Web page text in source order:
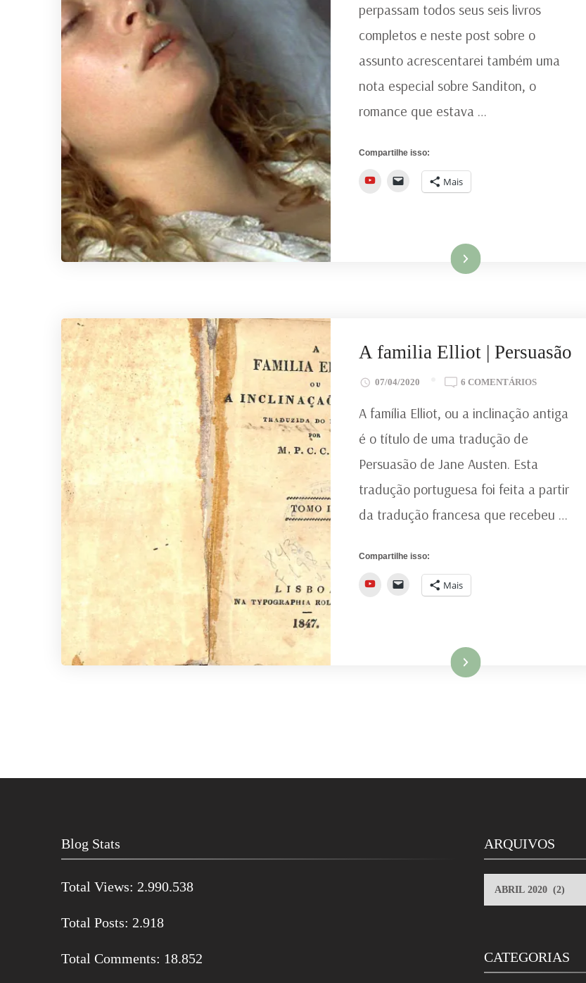
DE
perpassam todos seus seis livros
completos e neste post sobre o
assunto acrescentarei também uma
nota especial sobre Sanditon, o
romance que estava …
Compartilhe isso:
YouTube Mais
Ler mais
A familia Elliot | Persuasão
07/04/2020 6 COMENTÁRIOSEM
FAMILIA
PERSUASÃO
A família Elliot, ou a inclinação antiga
é o título de uma tradução de
Persuasão de Jane Austen. Esta
tradução portuguesa foi feita a partir
da tradução francesa que recebeu …
Compartilhe isso:
YouTube Mais
Ler mais
Blog Stats
Total Views: 2.990.538
Total Posts: 2.918
Total Comments: 18.852
ARQUIVOS
ARQUIVOS
CATEGORIAS